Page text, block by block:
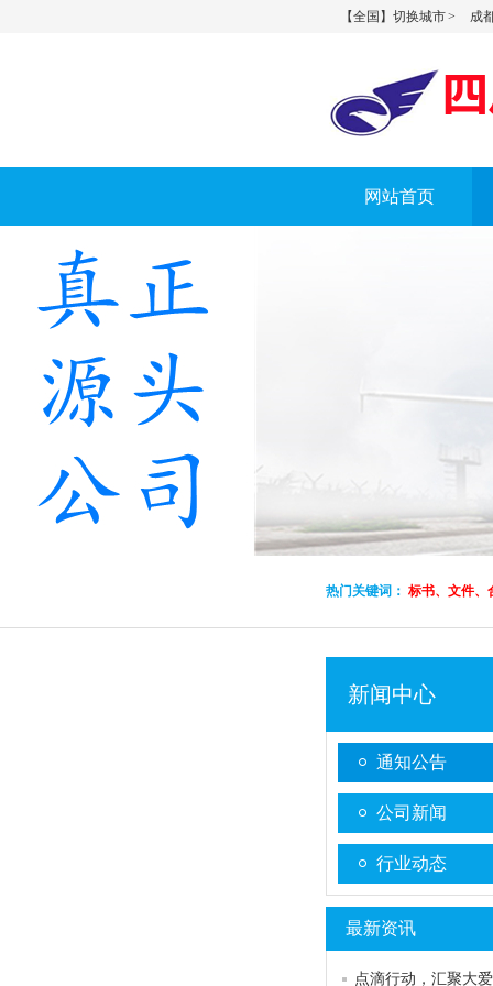
【全国】切换城市 > 成
网站首页
热门关键词： 标书、文件、
新闻中心
通知公告
公司新闻
行业动态
最新资讯
点滴行动，汇聚大爱